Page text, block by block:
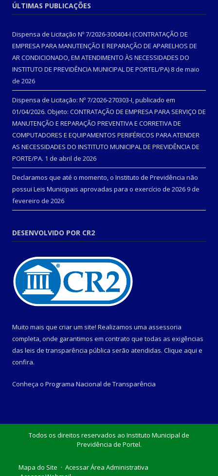
ÚLTIMAS PUBLICAÇÕES
Dispensa de Licitação Nº 7/2026-300404-I (CONTRATAÇÃO DE
EMPRESA PARA MANUTENÇÃO E REPARAÇÃO DE APARELHOS DE
AR CONDICIONADO, EM ATENDIMENTO ÀS NECESSIDADES DO
INSTITUTO DE PREVIDÊNCIA MUNICIPAL DE PORTEL/PA) 8 de maio
de 2026
Dispensa de Licitação: Nº 7/2026-270303-I, publicado em
01/04/2026. Objeto: CONTRATAÇÃO DE EMPRESA PARA SERVIÇO DE
MANUTENÇÃO E REPARAÇÃO PREVENTIVA E CORRETIVA DE
COMPUTADORES E EQUIPAMENTOS PERIFÉRICOS PARA ATENDER
AS NECESSIDADES DO INSTITUTO MUNICIPAL DE PREVIDÊNCIA DE
PORTE/PA. 1 de abril de 2026
Declaramos que até o momento, o Instituto de Previdência não
possui Leis Municipais aprovadas para o exercício de 2026 9 de
fevereiro de 2026
DESENVOLVIDO POR CR2
Muito mais que criar um site! Realizamos uma assessoria
completa, onde garantimos em contrato que todas as exigências
das leis de transparência pública serão atendidas. Clique aqui e
confira.
Conheça o Programa Nacional de Transparência
Todos os direitos reservados ao Instituto Municipal de
Previdência de Portel.
Mapa do Site
Acessar Área Administrativa